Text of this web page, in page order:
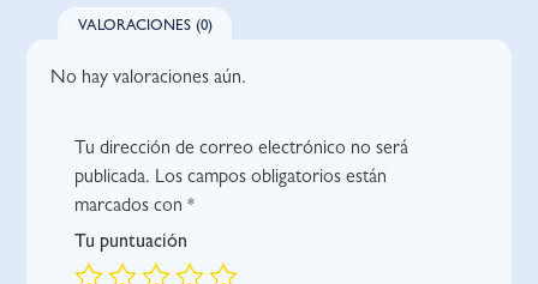
VALORACIONES (0)
No hay valoraciones aún.
Tu dirección de correo electrónico no será
publicada. Los campos obligatorios están
marcados con*
Tu puntuación